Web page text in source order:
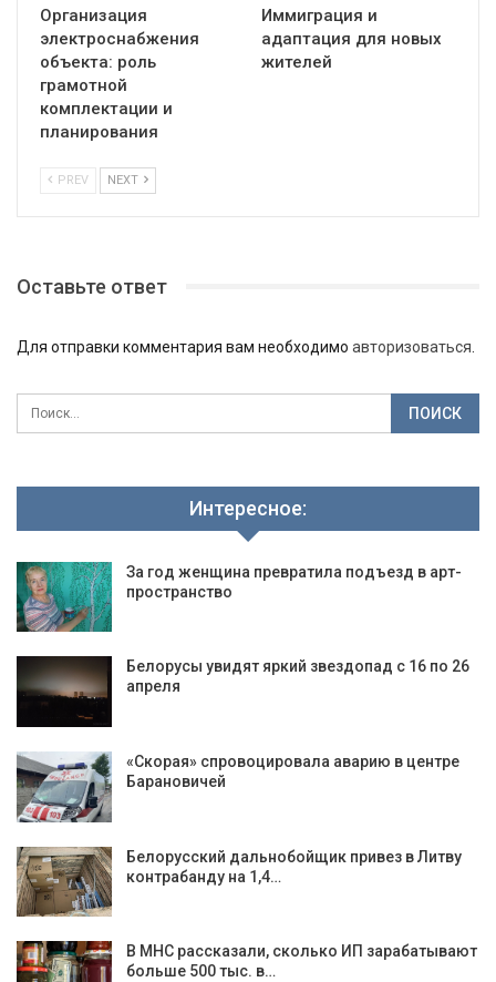
Организация
электроснабжения
объекта: роль
грамотной
комплектации и
планирования
Иммиграция и
адаптация для новых
жителей
PREV NEXT
Оставьте ответ
Для отправки комментария вам необходимо авторизоваться
Интересное:
За год женщина превратила подъезд в арт-
пространство
Белорусы увидят яркий звездопад с 16 по 26
апреля
«Скорая» спровоцировала аварию в центре
Барановичей
Белорусский дальнобойщик привез в Литву
контрабанду на 1,4…
В МНС рассказали, сколько ИП зарабатывают
больше 500 тыс. в…